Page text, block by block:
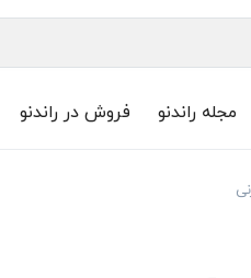
مجله راندنو فروش در راندنو